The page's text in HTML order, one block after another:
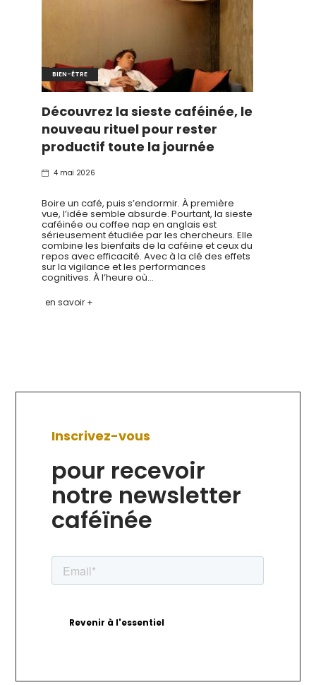
BIEN-ÊTRE
Découvrez la sieste caféinée, le
nouveau rituel pour rester
productif toute la journée
4 mai 2026
Boire un café, puis s’endormir. À première
vue, l’idée semble absurde. Pourtant, la sieste
caféinée ou coffee nap en anglais est
sérieusement étudiée par les chercheurs. Elle
combine les bienfaits de la caféine et ceux du
repos avec efficacité. Avec à la clé des effets
sur la vigilance et les performances
cognitives. À l’heure où…
en savoir +
Inscrivez-vous
pour recevoir
notre newsletter
caféïnée